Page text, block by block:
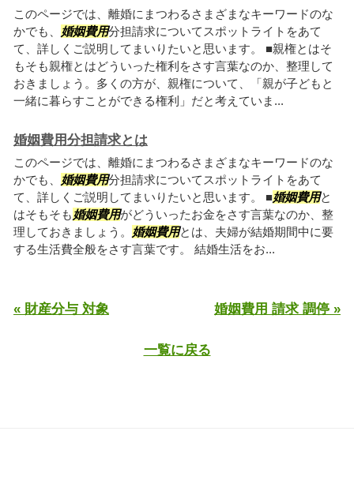
このページでは、離婚にまつわるさまざまなキーワードのな
かでも、 婚姻費用分担請求についてスポットライトをあて
て、詳しくご説明してまいりたいと思います。 ■親権とはそ
もそも親権とはどういった権利をさす言葉なのか、整理して
おきましょう。多くの方が、親権について、「親が子どもと
一緒に暮らすことができる権利」だと考えていま...
婚姻費用分担請求とは
このページでは、離婚にまつわるさまざまなキーワードのな
かでも、 婚姻費用分担請求についてスポットライトをあて
て、詳しくご説明してまいりたいと思います。 ■婚姻費用と
はそもそも婚姻費用がどういったお金をさす言葉なのか、整
理しておきましょう。 婚姻費用とは、夫婦が結婚期間中に要
する生活費全般をさす言葉です。 結婚生活をお...
« 財産分与 対象 婚姻費用 請求 調停 »
一覧に戻る